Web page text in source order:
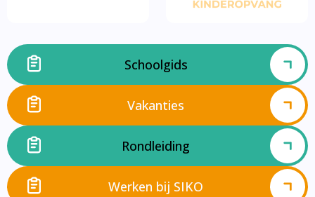
Schoolgids
Vakanties
Rondleiding
Werken bij SIKO